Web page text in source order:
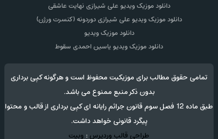
دانلود موزیک ویدیو علی شیرازی نهایت عاشقی
دانلود موزیک ویدیو علی شیرازی دوردونه (کنسرت ورژن)
دانلود موزیک ویدیو
دانلود موزیک ویدیو یاسین احمدی سقوط
تمامی حقوق مطالب برای موزیکیت محفوظ است و هرگونه کپی برداری
بدون ذکر منبع ممنوع می باشد.
طبق ماده 12 فصل سوم قانون جرائم رایانه ای کپی برداری از قالب و محتوا
پیگرد قانونی خواهد داشت.
طراحی قالب وردپرس: وبیت